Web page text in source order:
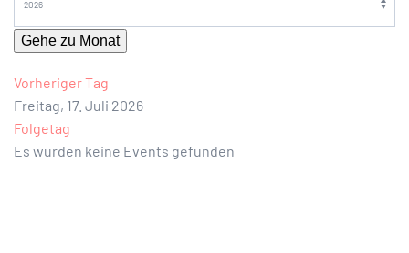
Gehe zu Monat
Vorheriger Tag
Freitag, 17. Juli 2026
Folgetag
Es wurden keine Events gefunden